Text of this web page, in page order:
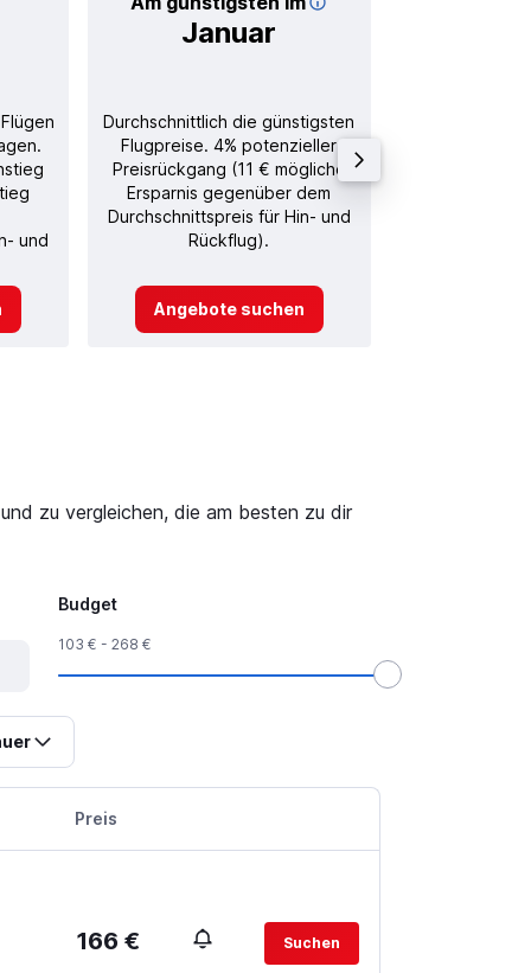
Januar
und
Durchschnittlich die günstigsten
Flugpreise. 4% potenzieller
Preisrückgang (11 € mögliche
Ersparnis gegenüber dem
Durchschnittspreis für Hin- und
Rückflug).
Angebote suchen
zu vergleichen, die am besten zu dir
Budget
103 € - 268 €
Preis
166 € Suchen